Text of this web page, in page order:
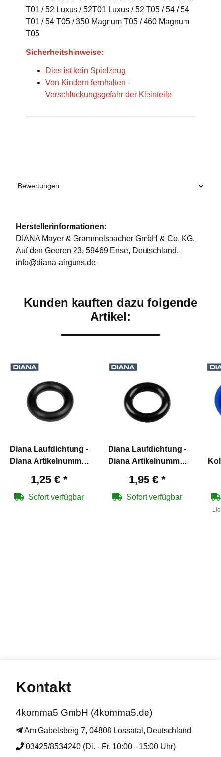
T01 / 52 Luxus / 52T01 Luxus / 52 T05 / 54 / 54
T01 / 54 T05 / 350 Magnum T05 / 460 Magnum
T05
Sicherheitshinweise:
Dies ist kein Spielzeug
Von Kindern fernhalten -
Verschluckungsgefahr der Kleinteile
Bewertungen
Herstellerinformationen:
DIANA Mayer & Grammelspacher GmbH & Co. KG,
Auf den Geeren 23, 59469 Ense, Deutschland,
info@diana-airguns.de
Kunden kauften dazu folgende
Artikel:
Diana Laufdichtung -
Diana Artikelnummer
1,25 € *
Sofort verfügbar
Diana Laufdichtung -
Diana Artikelnummer
1,95 € *
Sofort verfügbar
Kontakt
4komma5 GmbH (4komma5.de)
Am Gabelsberg 7, 04808 Lossatal, Deutschland
03425/8534240 (Di. - Fr. 10:00 - 15:00 Uhr)